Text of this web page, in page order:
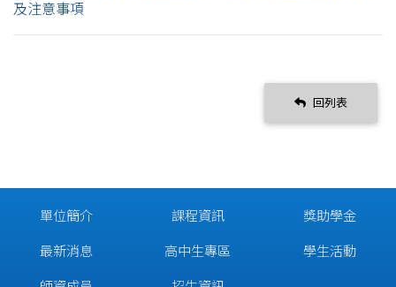
及注意事項
回列表
單位簡介
最新消息
課程資訊
高中生專區
獎助學金
學生活動